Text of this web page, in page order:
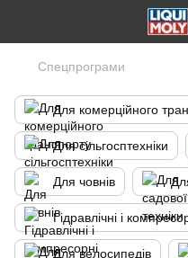
Спецпрограми
Для комерційного
Для сільгосптехніки
Для човнів
Гідравлічні і
Для велосипедів